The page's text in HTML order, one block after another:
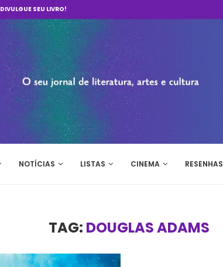
DIVULGUE SEU LIVRO!
NOTÍCIAS LISTAS CINEMA RESENHAS
TAG: DOUGLAS ADAMS